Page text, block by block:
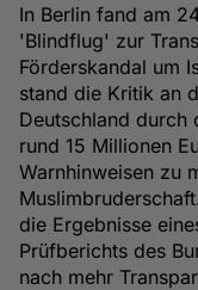
In Berlin fand am
'Blindflug' zur
Förderskandal um
stand die Kritik an
Deutschland durch
rund 15 Millionen
Warnhinweisen zu
die Ergebnisse
Prüfberichts des
nach mehr